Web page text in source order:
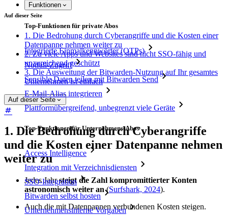
Funktionen
Top-Funktionen für private Abos
Integrierte Einmalkennwörter (OTPs)
Notfall-Zugriff
Sensible Daten teilen mit Bitwarden Send
E-Mail-Alias integrieren
Plattformübergreifend, unbegrenzt viele Geräte
Top-Funktionen für Unternehmens-Abos
Access Intelligence
Integration mit Verzeichnisdiensten
SSO-Integration
Bitwarden selbst hosten
Unternehmensinterne Vorgaben
Auf dieser Seite
1. Die Bedrohung durch Cyberangriffe und die Kosten einer
Datenpanne nehmen weiter zu
2. Zu viele Apps und Websites sind nicht SSO-fähig und
unzureichend geschützt
3. Die Ausweitung der Bitwarden-Nutzung auf Ihr gesamtes
Unternehmen ist einfach
Auf dieser Seite
1. Die Bedrohung durch Cyberangriffe
und die Kosten einer Datenpanne nehmen
weiter zu
Jedes Jahrsteigt die Zahl kompromittierter Konten
astronomisch weiter an(Surfshark, 2024).
Auch die mit Datenpannen verbundenen Kosten steigen.